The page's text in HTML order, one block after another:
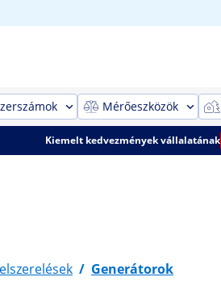
Mérőeszközök
Kiemelt kedvezmények vállalatának
/ Generátorok